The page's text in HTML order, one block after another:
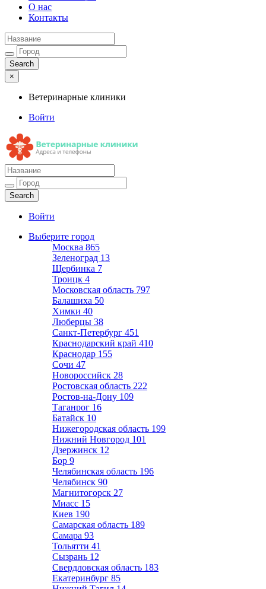
О нас
Контакты
×
Ветеринарные клиники
Войти
Ветеринарные клиники
Адреса и телефоны
Войти
Выберите город
Москва 865
Зеленоград 13
Щербинка 7
Троицк 4
Московская область 797
Балашиха 50
Химки 40
Люберцы 38
Санкт-Петербург 451
Краснодарский край 410
Краснодар 155
Сочи 47
Новороссийск 28
Ростовская область 222
Ростов-на-Дону 109
Таганрог 16
Батайск 10
Нижегородская область 199
Нижний Новгород 101
Дзержинск 12
Бор 9
Челябинская область 196
Челябинск 90
Магнитогорск 27
Миасс 15
Киев 190
Самарская область 189
Самара 93
Тольятти 41
Сызрань 12
Свердловская область 183
Екатеринбург 85